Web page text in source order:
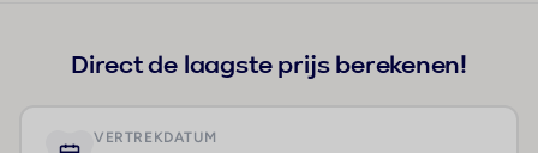
Direct de laagste prijs berekenen!
VERTREKDATUM